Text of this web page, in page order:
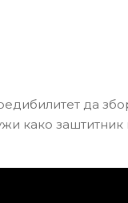
да
како заштитник